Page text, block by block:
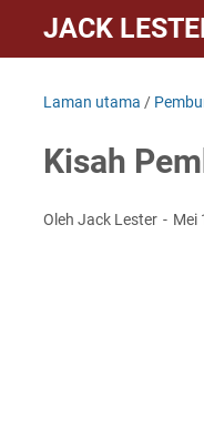
JACK
Laman utama /
Kisah
Oleh Jack Lester Mei